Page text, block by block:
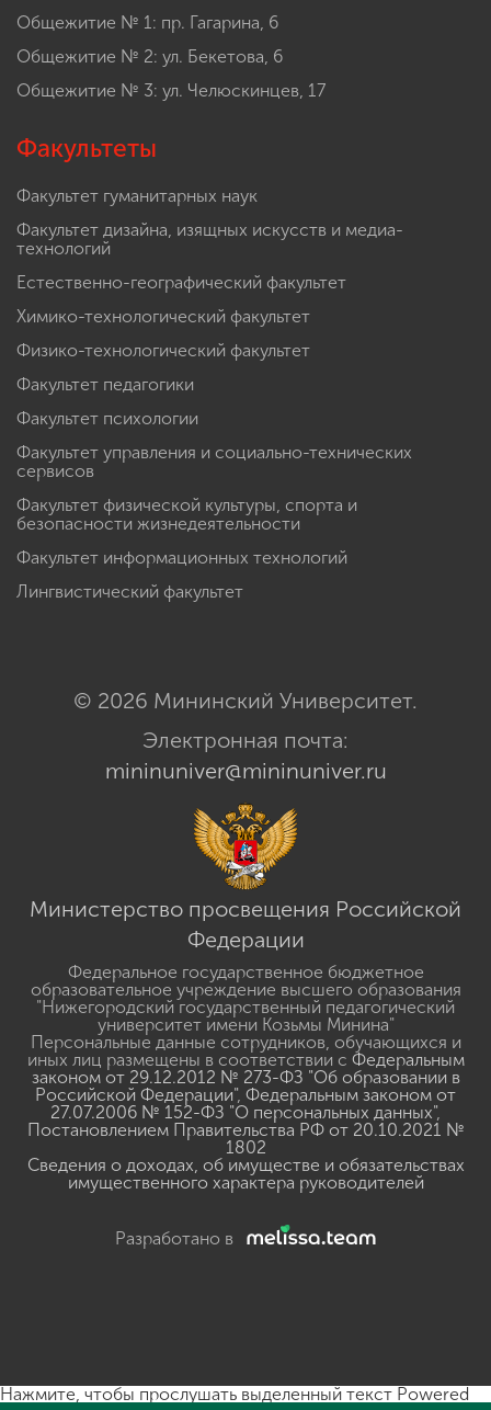
Общежитие № 1: пр. Гагарина, 6
Общежитие № 2: ул. Бекетова, 6
Общежитие № 3: ул. Челюскинцев, 17
Факультеты
Факультет гуманитарных наук
Факультет дизайна, изящных искусств и медиа-
технологий
Естественно-географический факультет
Химико-технологический факультет
Физико-технологический факультет
Факультет педагогики
Факультет психологии
Факультет управления и социально-технических
сервисов
Факультет физической культуры, спорта и
безопасности жизнедеятельности
Факультет информационных технологий
Лингвистический факультет
© 2026 Мининский Университет.
Электронная почта:
mininuniver@mininuniver.ru
Министерство просвещения Российской
Федерации
Федеральное государственное бюджетное
образовательное учреждение высшего образования
"Нижегородский государственный педагогический
университет имени Козьмы Минина"
Персональные данные сотрудников, обучающихся и
иных лиц размещены в соответствии с Федеральным
законом от 29.12.2012 № 273-ФЗ "Об образовании в
Российской Федерации", Федеральным законом от
27.07.2006 № 152-ФЗ "О персональных данных",
Постановлением Правительства РФ от 20.10.2021 №
1802
Сведения о доходах, об имуществе и обязательствах
имущественного характера руководителей
Разработано в
Нажмите, чтобы прослушать выделенный текст Powered